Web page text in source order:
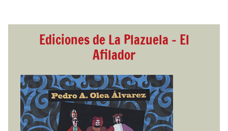
Ediciones de La Plazuela - El
Afilador